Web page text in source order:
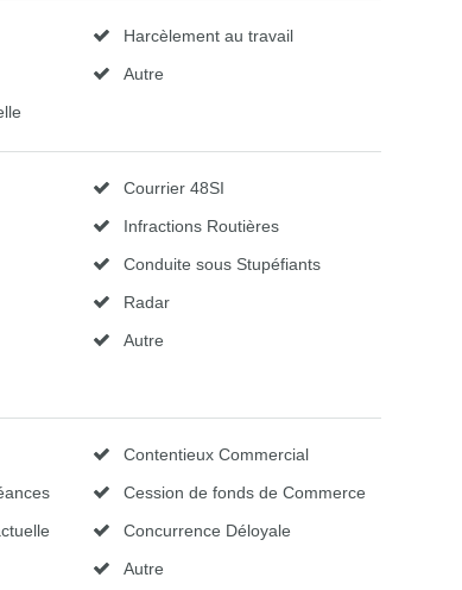
Harcèlement au travail
Autre
Courrier 48SI
Infractions Routières
Conduite sous Stupéfiants
Radar
Autre
Contentieux Commercial
Cession de fonds de Commerce
Concurrence Déloyale
Autre